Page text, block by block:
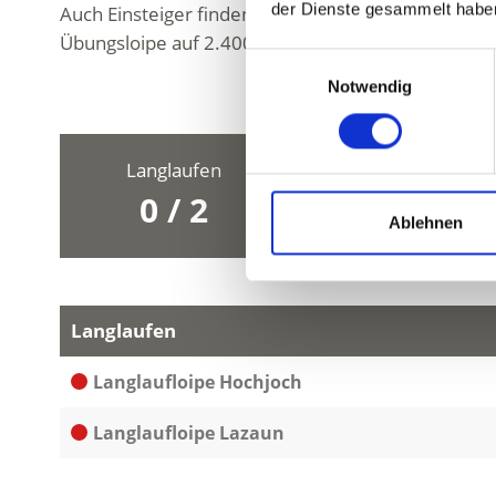
der Dienste gesammelt
Notwendig
Ablehnen
Auch Einsteiger finden im Schnalstal ideale
Übungsloipe auf 2.400 Metern Höhe – perfekt für
Langlaufen
0 / 2
Langlaufen
Langlaufloipe Hochjoch
Langlaufloipe Lazaun